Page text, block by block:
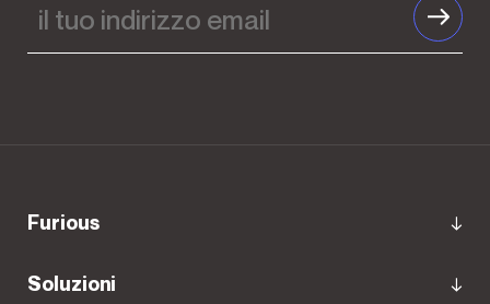
Furious
Soluzioni